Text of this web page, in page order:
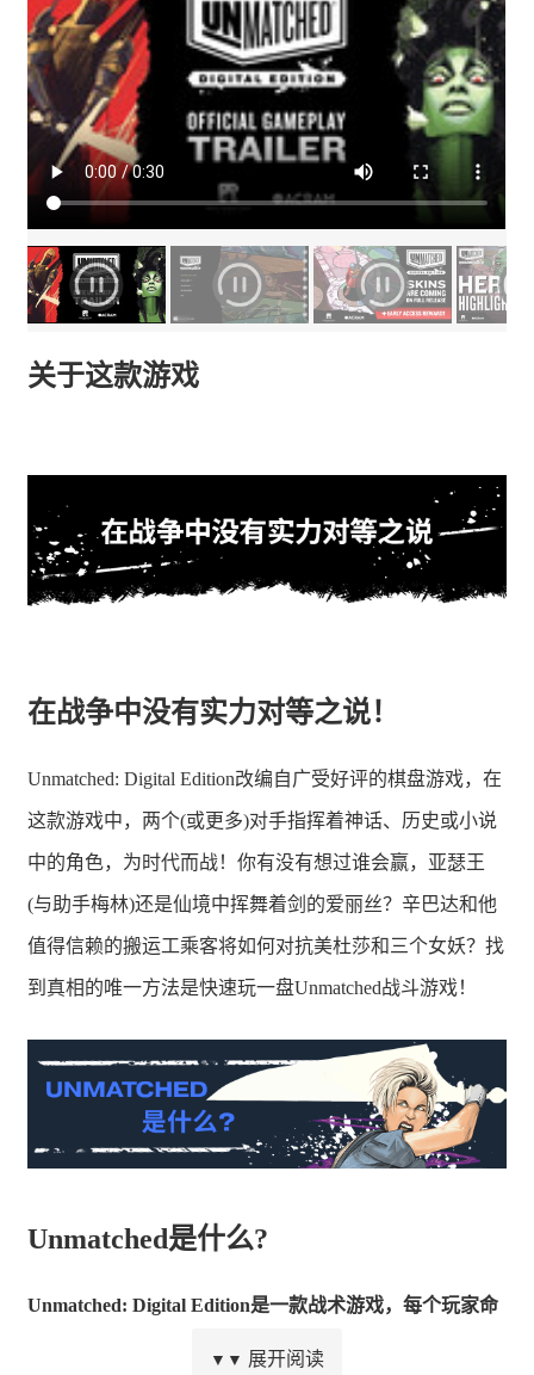
关于这款游戏
在战争中没有实力对等之说！
Unmatched: Digital Edition改编自广受好评的棋盘游戏，在
这款游戏中，两个(或更多)对手指挥着神话、历史或小说
中的角色，为时代而战！你有没有想过谁会赢，亚瑟王
(与助手梅林)还是仙境中挥舞着剑的爱丽丝？辛巴达和他
值得信赖的搬运工乘客将如何对抗美杜莎和三个女妖？找
到真相的唯一方法是快速玩一盘Unmatched战斗游戏！
Unmatched是什么?
Unmatched: Digital Edition是一款战术游戏，每个玩家命
令他们的英雄和伙伴，使用一副独特的纸牌，在战场上击
▼▼ 展开阅读